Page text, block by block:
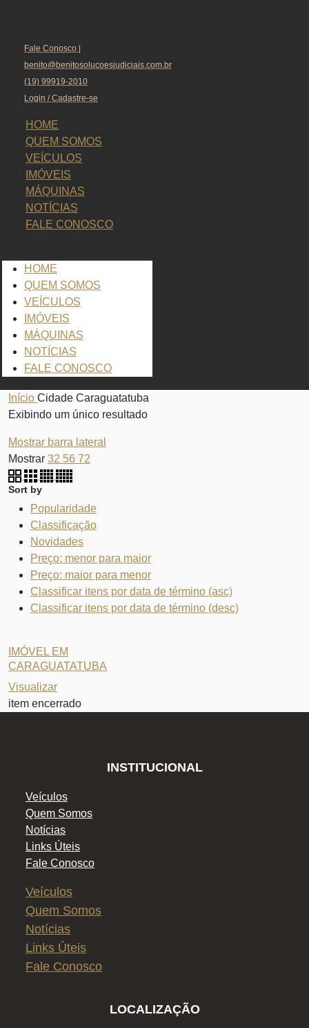
Fale Conosco |
benito@benitosolucoesjudiciais.com.br
(19) 99919-2010
Login / Cadastre-se
HOME
QUEM SOMOS
VEÍCULOS
IMÓVEIS
MÁQUINAS
NOTÍCIAS
FALE CONOSCO
HOME
QUEM SOMOS
VEÍCULOS
IMÓVEIS
MÁQUINAS
NOTÍCIAS
FALE CONOSCO
Início Cidade Caraguatatuba
Exibindo um único resultado
Mostrar barra lateral
Mostrar 32 56 72
Sort by
Popularidade
Classificação
Novidades
Preço: menor para maior
Preço: maior para menor
Classificar itens por data de término (asc)
Classificar itens por data de término (desc)
IMÓVEL EM
CARAGUATATUBA
Visualizar
item encerrado
INSTITUCIONAL
Veículos
Quem Somos
Notícias
Links Úteis
Fale Conosco
Veículos
Quem Somos
Notícias
Links Úteis
Fale Conosco
LOCALIZAÇÃO